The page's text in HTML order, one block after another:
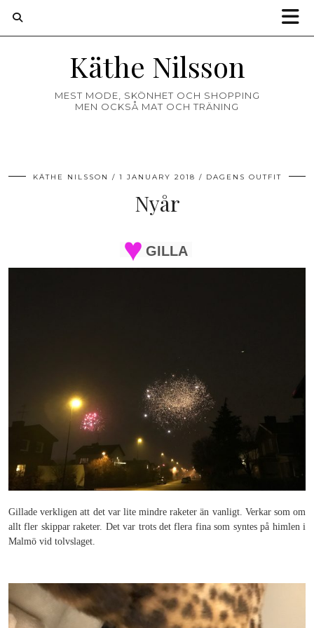
Käthe Nilsson
MEST MODE, SKÖNHET OCH SHOPPING
MEN OCKSÅ MAT OCH TRÄNING
KÄTHE NILSSON 1 JANUARY 2018 DAGENS OUTFIT
Nyår
GILLA
Gillade verkligen att det var lite mindre raketer än vanligt. Verkar som om
allt fler skippar raketer. Det var trots det flera fina som syntes på himlen i
Malmö vid tolvslaget.